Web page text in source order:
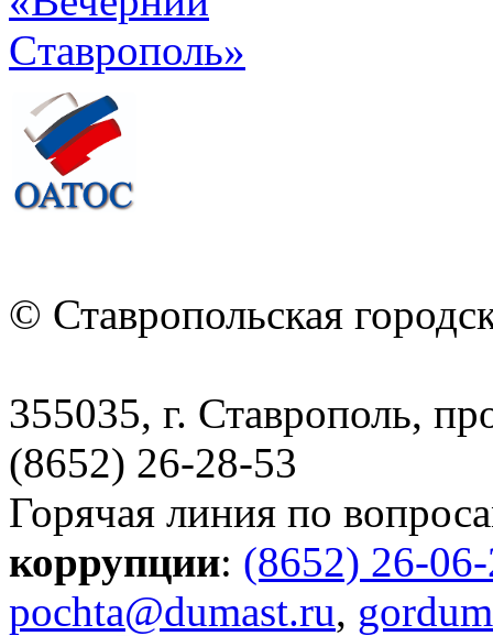
© Ставропольская
355035, г. Ставрополь,
(8652) 26-28-53
Горячая линия по
коррупции: (8652) 26-
pochta@dumast.ru,